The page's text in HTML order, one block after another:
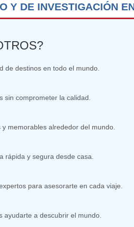
Y DE INVESTIGACIÓN
de destinos en todo el mundo.
sin comprometer la calidad.
memorables alrededor del mundo.
rápida y segura desde casa.
para asesorarte en cada viaje.
ayudarte a descubrir el mundo.